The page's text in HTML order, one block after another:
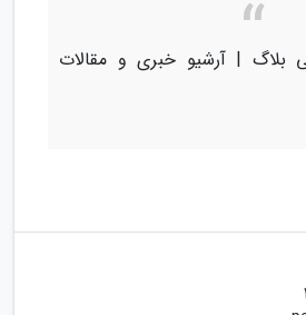
بلاگ | آرشیو خبری و مقالات